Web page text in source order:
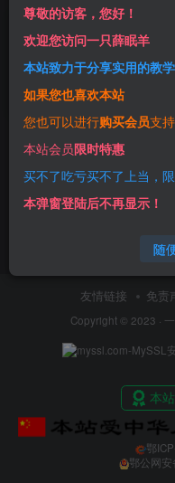
友情链接 免责
Copyright © 2023 ·
鄂
鄂公网
尊敬的访客，您好！
欢迎您访问一只薛眠羊
本站致力于分享实用的教
如果您也喜欢本站
您也可以进行购买会员支
本站会员限时特惠
买不了吃亏买不了上当，
本弹窗登陆后不再显示！
随